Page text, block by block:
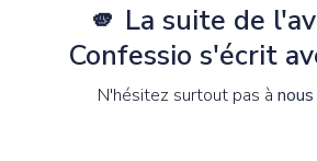
🫵 La suite de
Confessio s'écrit
N'hésitez surtout pas à